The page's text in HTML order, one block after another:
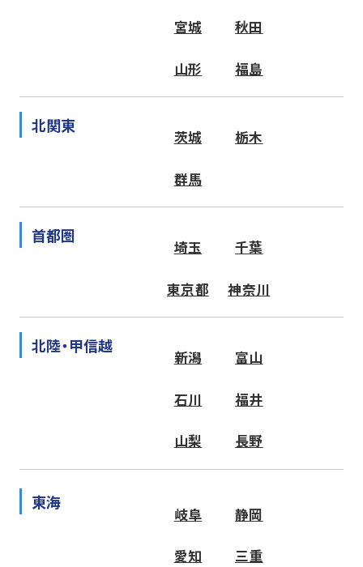
宮城 秋田
山形 福島
北関東
茨城 栃木
群馬
首都圏
埼玉 千葉
東京都 神奈川
北陸・甲信越
新潟 富山
石川 福井
山梨 長野
東海
岐阜 静岡
愛知 三重